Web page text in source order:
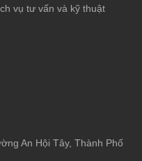
vụ tư vấn và kỹ thuật
An Hội Tây, Thành Phố